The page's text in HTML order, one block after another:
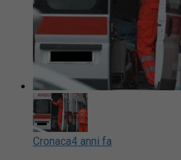
Cronaca4 anni fa